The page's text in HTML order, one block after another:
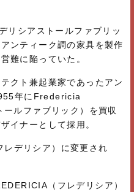
シアストールファブリッ
ンティーク調の家具を製作
難に陥っていた。
クト兼起業家であったアン
年にFredericia
ルファブリック）を買収
イナーとして採用。
デリシア）に変更され
（フレデリシア）